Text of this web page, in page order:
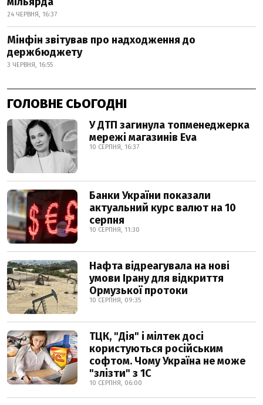
24 ЧЕРВНЯ, 16:37
Мінфін звітував про надходження до
держбюджету
3 ЧЕРВНЯ, 16:55
ГОЛОВНЕ СЬОГОДНІ
У ДТП загинула топменеджерка
мережі магазинів Eva
10 СЕРПНЯ, 16:37
Банки України показали
актуальний курс валют на 10
серпня
10 СЕРПНЯ, 11:30
Нафта відреагувала на нові
умови Ірану для відкриття
Ормузької протоки
10 СЕРПНЯ, 09:35
ТЦК, "Дія" і мілтек досі
користуються російським
софтом. Чому Україна не може
"злізти" з 1С
10 СЕРПНЯ, 06:00